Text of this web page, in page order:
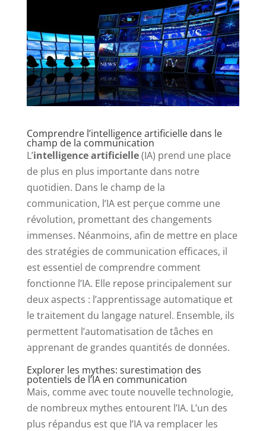
Comprendre l’intelligence artificielle dans le
champ de la communication
L’intelligence artificielle(IA) prend une place
de plus en plus importante dans notre
quotidien. Dans le champ de la
communication, l’IA est perçue comme une
révolution, promettant des changements
immenses. Néanmoins, afin de mettre en place
des stratégies de communication efficaces, il
est essentiel de comprendre comment
fonctionne l’IA. Elle repose principalement sur
deux aspects : l’apprentissage automatique et
le traitement du langage naturel. Ensemble, ils
permettent l’automatisation de tâches en
apprenant de grandes quantités de données.
Explorer les mythes: surestimation des
potentiels de l’IA en communication
Mais, comme avec toute nouvelle technologie,
de nombreux mythes entourent l’IA. L’un des
plus répandus est que l’IA va remplacer les